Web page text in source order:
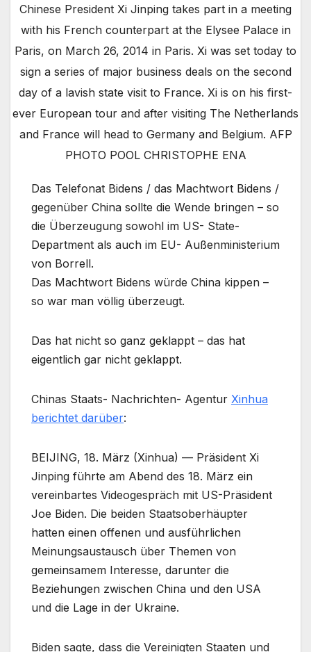
Chinese President Xi Jinping takes part in a meeting
with his French counterpart at the Elysee Palace in
Paris, on March 26, 2014 in Paris. Xi was set today to
sign a series of major business deals on the second
day of a lavish state visit to France. Xi is on his first-
ever European tour and after visiting The Netherlands
and France will head to Germany and Belgium. AFP
PHOTO POOL CHRISTOPHE ENA
Das Telefonat Bidens / das Machtwort Bidens /
gegenüber China sollte die Wende bringen – so
die Überzeugung sowohl im US- State-
Department als auch im EU- Außenministerium
von Borrell.
Das Machtwort Bidens würde China kippen –
so war man völlig überzeugt.
Das hat nicht so ganz geklappt – das hat
eigentlich gar nicht geklappt.
Chinas Staats- Nachrichten- Agentur Xinhua
berichtet darüber:
BEIJING, 18. März (Xinhua) — Präsident Xi
Jinping führte am Abend des 18. März ein
vereinbartes Videogespräch mit US-Präsident
Joe Biden. Die beiden Staatsoberhäupter
hatten einen offenen und ausführlichen
Meinungsaustausch über Themen von
gemeinsamem Interesse, darunter die
Beziehungen zwischen China und den USA
und die Lage in der Ukraine.
Biden sagte, dass die Vereinigten Staaten und